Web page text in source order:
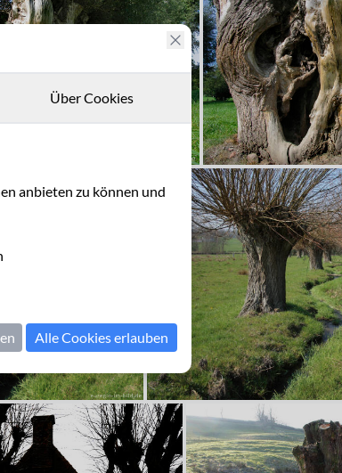
Über Cookies
anbieten zu können und
anwenden
Alle Cookies erlauben